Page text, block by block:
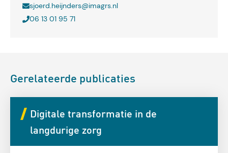
sjoerd.heijnders@imagrs.nl
06 13 01 95 71
Gerelateerde publicaties
Digitale transformatie in de
langdurige zorg